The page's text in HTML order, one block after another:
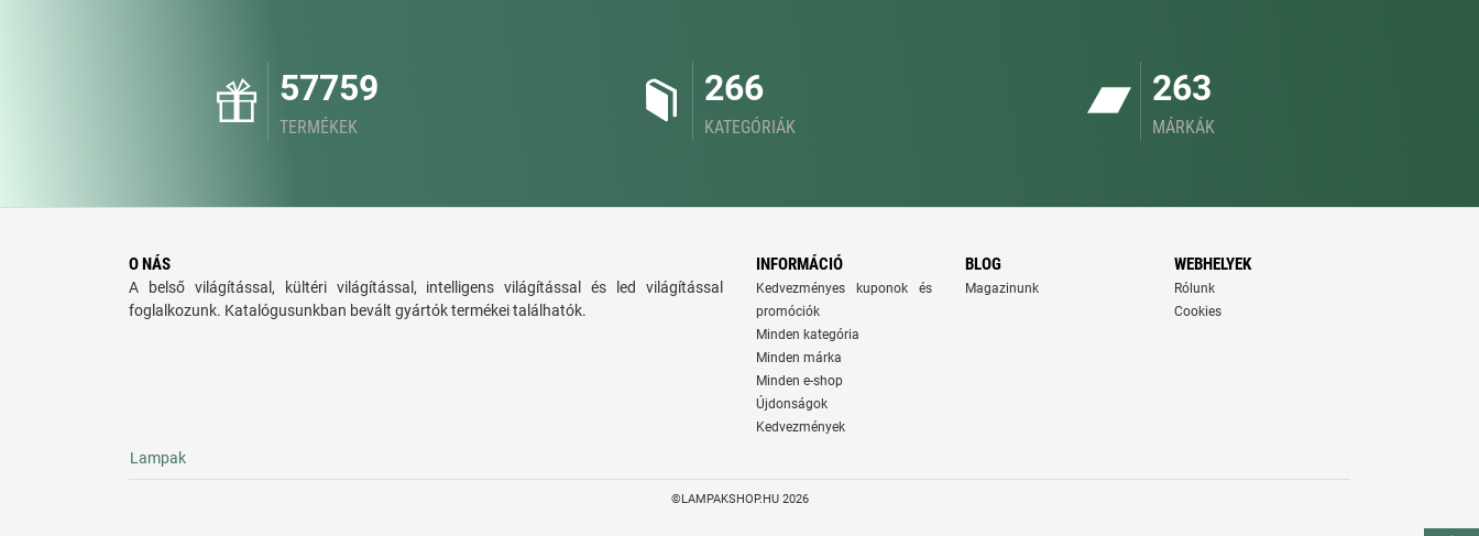
57759
TERMÉKEK
266
KATEGÓRIÁK
263
MÁRKÁK
O NÁS
A belső világítással, kültéri világítással, intelligens világítással és led világítással
foglalkozunk. Katalógusunkban bevált gyártók termékei találhatók.
INFORMÁCIÓ
Kedvezményes kuponok és
promóciók
Minden kategória
Minden márka
Minden e-shop
Újdonságok
Kedvezmények
BLOG
Magazinunk
WEBHELYEK
Rólunk
Cookies
Lampak
©LAMPAKSHOP.HU 2026